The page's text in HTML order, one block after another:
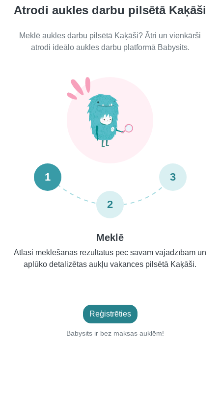
Atrodi aukles darbu pilsētā Kaķāši
Meklē aukles darbu pilsētā Kaķāši? Ātri un vienkārši
atrodi ideālo aukles darbu platformā Babysits.
1
2
3
Meklē
Atlasi meklēšanas rezultātus pēc savām vajadzībām un
aplūko detalizētas aukļu vakances pilsētā Kaķāši.
Reģistrēties
Babysits ir bez maksas auklēm!